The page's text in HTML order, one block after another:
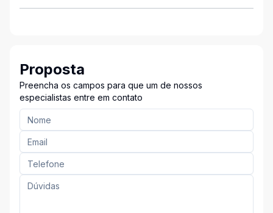
Proposta
Preencha os campos para que um de nossos
especialistas entre em contato